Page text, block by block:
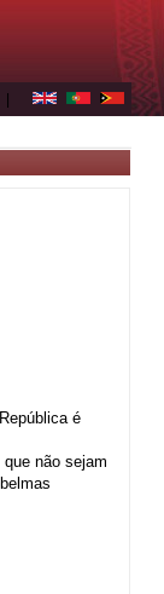
é
não sejam